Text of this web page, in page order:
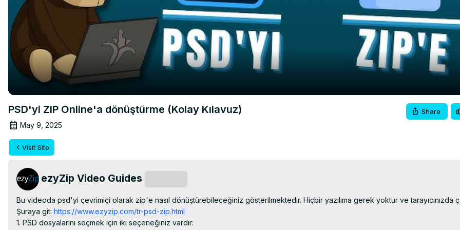
PSD'yi ZIP Online'a dönüştürme (Kolay Kılavuz)
May 9, 2025
Share
Visit Site
ezyZip Video Guides
Bu videoda psd'yi çevrimiçi olarak zip'e nasıl dönüştürebileceğiniz gösterilmektedir. Hiçbir yazılıma gerek yoktur ve tarayıcınızda
Şuraya git: https://www.ezyzip.com/tr-psd-zip.html
1. PSD dosyalarını seçmek için iki seçeneğiniz vardır: